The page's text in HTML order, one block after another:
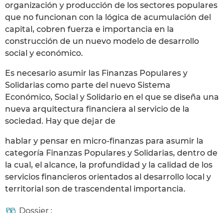
organización y producción de los sectores populares
que no funcionan con la lógica de acumulación del
capital, cobren fuerza e importancia en la
construcción de un nuevo modelo de desarrollo
social y económico.
Es necesario asumir las Finanzas Populares y
Solidarias como parte del nuevo Sistema
Económico, Social y Solidario en el que se diseña una
nueva arquitectura financiera al servicio de la
sociedad. Hay que dejar de
hablar y pensar en micro-finanzas para asumir la
categoría Finanzas Populares y Solidarias, dentro de
la cual, el alcance, la profundidad y la calidad de los
servicios financieros orientados al desarrollo local y
territorial son de trascendental importancia.
Dossier :